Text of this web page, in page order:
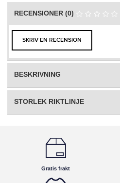
RECENSIONER (0)
SKRIV EN RECENSION
BESKRIVNING
STORLEK RIKTLINJE
Gratis frakt